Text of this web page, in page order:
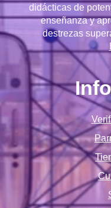
didácticas de
enseñanza y
destrezas